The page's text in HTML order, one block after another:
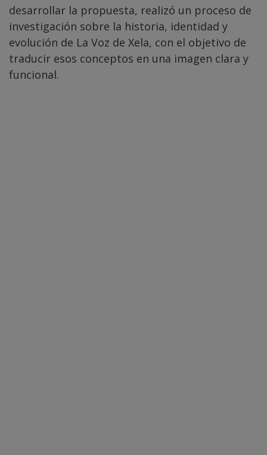
desarrollar la propuesta, realizó un proceso de
investigación sobre la historia, identidad y
evolución de La Voz de Xela, con el objetivo de
traducir esos conceptos en una imagen clara y
funcional.